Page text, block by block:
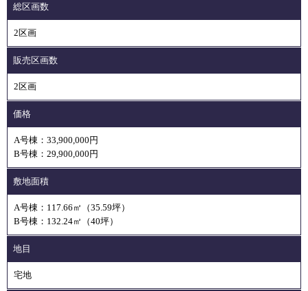
総区画数
2区画
販売区画数
2区画
価格
A号棟：33,900,000円
B号棟：29,900,000円
敷地面積
A号棟：117.66㎡（35.59坪）
B号棟：132.24㎡（40坪）
地目
宅地